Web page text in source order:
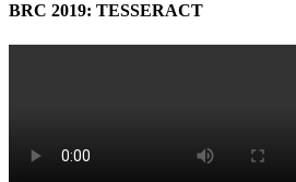
BRC 2019: TESSERACT